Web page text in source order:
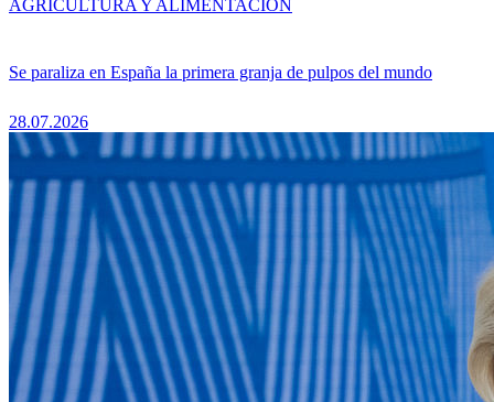
Se paraliza en España la primera granja de pulpos del mundo
28.07.2026
AGRICULTURA Y ALIMENTACIÓN